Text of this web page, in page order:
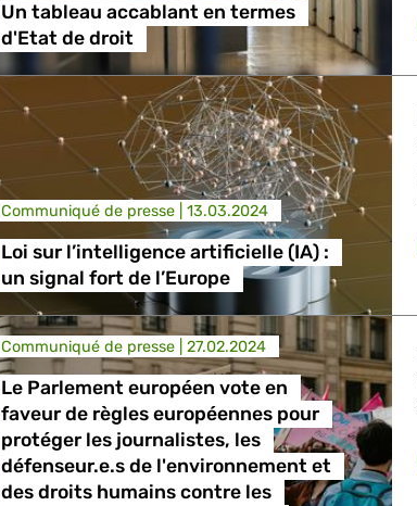
Un tableau accablant en termes
d'Etat de droit
Communiqué de presse | 13.03.2024
Loi sur l’intelligence artificielle (IA) :
un signal fort de l’Europe
Communiqué de presse | 27.02.2024
Le Parlement européen vote en
faveur de règles européennes pour
protéger les journalistes, les
défenseur.e.s de l'environnement et
des droits humains contre les